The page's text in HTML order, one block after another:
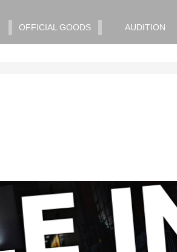
OFFICIAL GOODS AUDITION